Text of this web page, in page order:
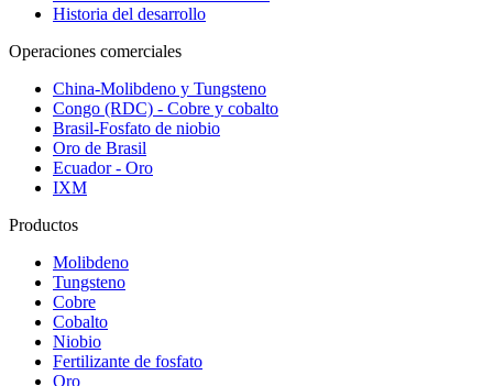
Historia del desarrollo
Operaciones comerciales
China-Molibdeno y Tungsteno
Congo (RDC) - Cobre y cobalto
Brasil-Fosfato de niobio
Oro de Brasil
Ecuador - Oro
IXM
Productos
Molibdeno
Tungsteno
Cobre
Cobalto
Niobio
Fertilizante de fosfato
Oro